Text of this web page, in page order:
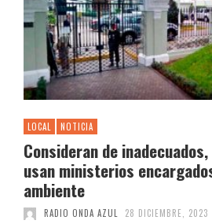
LOCAL NOTICIA
Consideran de
usan ministerios
ambiente
RADIO ONDA AZUL 28 DICIEMBRE, 2023